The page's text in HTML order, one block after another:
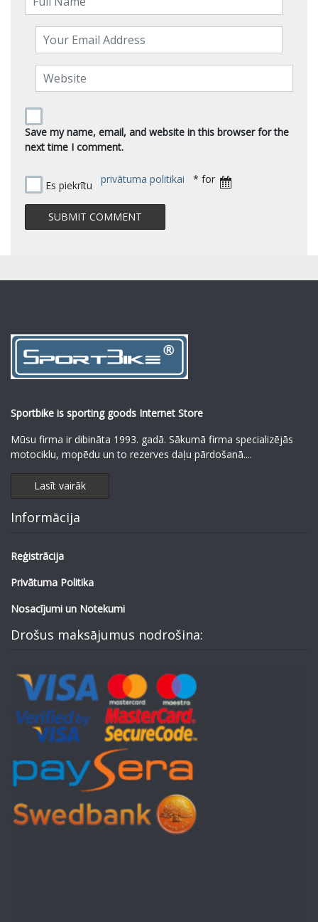
Save my name, email, and website in this browser for the
next time I comment.
Es piekrītu privātuma politikai * for
Sportbike is sporting goods Internet Store
Mūsu firma ir dibināta 1993. gadā. Sākumā firma specializējās
motociklu, mopēdu un to rezerves daļu pārdošanā....
Lasīt vairāk
Informācija
Reģistrācija
Privātuma Politika
Nosacījumi un Notekumi
Drošus maksājumus nodrošina: